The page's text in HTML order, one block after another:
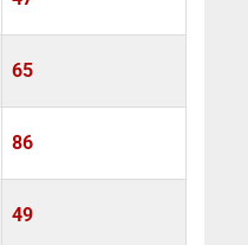
65
86
49